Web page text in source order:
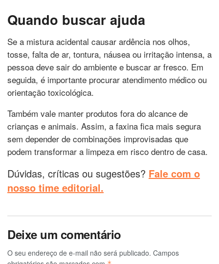
Quando buscar ajuda
Se a mistura acidental causar ardência nos olhos,
tosse, falta de ar, tontura, náusea ou irritação intensa, a
pessoa deve sair do ambiente e buscar ar fresco. Em
seguida, é importante procurar atendimento médico ou
orientação toxicológica.
Também vale manter produtos fora do alcance de
crianças e animais. Assim, a faxina fica mais segura
sem depender de combinações improvisadas que
podem transformar a limpeza em risco dentro de casa.
Dúvidas, críticas ou sugestões? Fale com o
nosso time editorial.
Deixe um comentário
O seu endereço de e-mail não será publicado. Campos